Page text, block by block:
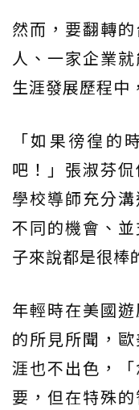
然而，要翻轉
人、一家企業
生涯發展歷程中
「如果徬徨的
吧！」張淑芬
學校導師充分
不同的機會、
子來說都是很棒
年輕時在美國
的所見所聞，
涯也不出色，
要，但在特殊